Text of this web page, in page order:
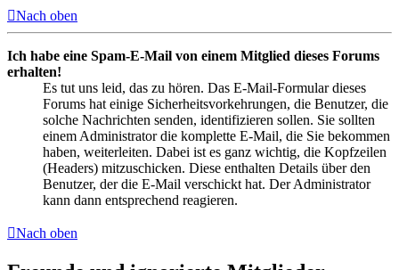
Nach oben
Ich habe eine Spam-E-Mail von einem Mitglied dieses Forums
erhalten!
Es tut uns leid, das zu hören. Das E-Mail-Formular dieses
Forums hat einige Sicherheitsvorkehrungen, die Benutzer, die
solche Nachrichten senden, identifizieren sollen. Sie sollten
einem Administrator die komplette E-Mail, die Sie bekommen
haben, weiterleiten. Dabei ist es ganz wichtig, die Kopfzeilen
(Headers) mitzuschicken. Diese enthalten Details über den
Benutzer, der die E-Mail verschickt hat. Der Administrator
kann dann entsprechend reagieren.
Nach oben